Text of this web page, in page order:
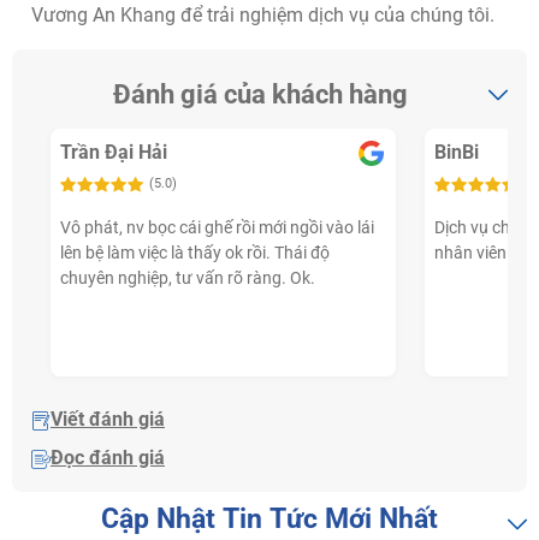
Vương An Khang để trải nghiệm dịch vụ của chúng tôi.
Đánh giá của khách hàng
Trần Đại Hải
(5.0)
Vô phát, nv bọc cái ghế rồi mới ngồi vào lái
lên bệ làm việc là thấy ok rồi. Thái độ
chuyên nghiệp, tư vấn rõ ràng. Ok.
BinBi
Dịch vụ chất
nhân viên
Viết đánh giá
Đọc đánh giá
Cập Nhật Tin Tức Mới Nhất